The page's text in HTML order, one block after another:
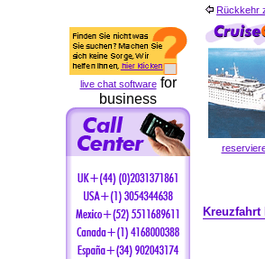
live chat softwarefor
business
Rückkehr
Kreuzfahrt